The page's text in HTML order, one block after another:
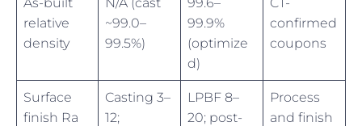
relative
density
~99.0–
99.5%)
99.9%
(optimize
d)
confirmed
coupons
Surface
finish Ra
Casting 3–
12;
LPBF 8–
20; post-
Process
and finish